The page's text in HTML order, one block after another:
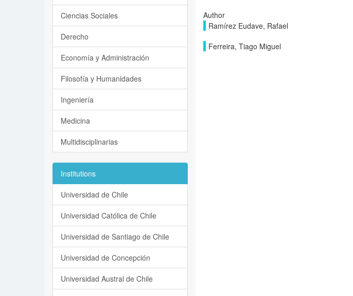
Author
Ramírez Eudave, Rafael
Ferreira, Tiago Miguel
Ciencias Sociales
Derecho
Economía y Administración
Filosofía y Humanidades
Ingeniería
Medicina
Multidisciplinarias
Institutions
Universidad de Chile
Universidad Católica de Chile
Universidad de Santiago de Chile
Universidad de Concepción
Universidad Austral de Chile